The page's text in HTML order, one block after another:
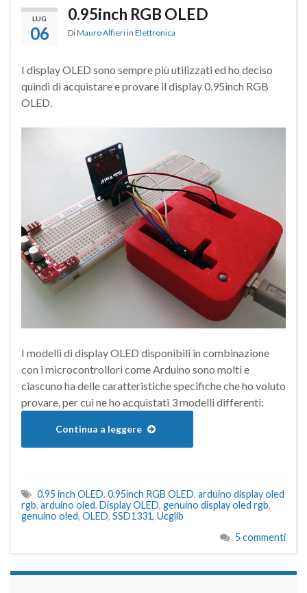
LUG
06
0.95inch RGB OLED
DiMauro Alfieri in Elettronica
I display OLED sono sempre più utilizzati ed ho deciso
quindi di acquistare e provare il display 0.95inch RGB
OLED.
I modelli di display OLED disponibili in combinazione
con i microcontrollori come Arduino sono molti e
ciascuno ha delle caratteristiche specifiche che ho voluto
provare, per cui ne ho acquistati 3 modelli differenti:
Continua a leggere
0.95 inch OLED, 0.95inch RGB OLED, arduino display oled
rgb, arduino oled, Display OLED, genuino display oled rgb,
genuino oled, OLED, SSD1331, Ucglib
5 commenti